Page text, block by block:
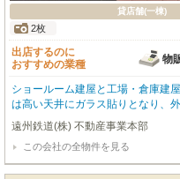
貸店舗(一棟)
2枚
出店するのに
おすすめの業種
物
ショールーム建屋と工場・倉庫建
は高い天井にガラス貼りとなり、
は、元々自動車屋のピットだった
内装等の引き渡し条件については
遠州鉄道(株) 不動産事業本部
この会社の全物件を見る